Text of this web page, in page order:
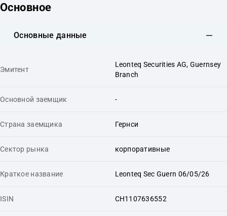
Основное
Основные данные
Эмитент
Leonteq Securities AG, Guernsey
Branch
Основной заемщик -
Страна заемщика Гернси
Сектор рынка корпоративные
Краткое название Leonteq Sec Guern 06/05/26
ISIN CH1107636552